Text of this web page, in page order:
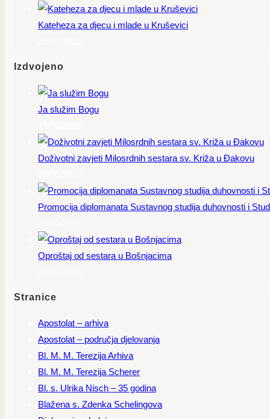
Kateheza za djecu i mlade u Kruševici
Izdvojeno
Ja služim Bogu
Doživotni zavjeti Milosrdnih sestara sv. Križa u Đakovu
Promocija diplomanata Sustavnog studija duhovnosti i
Oproštaj od sestara u Bošnjacima
Stranice
Apostolat – arhiva
Apostolat – područja djelovanja
Bl. M. M. Terezija Arhiva
Bl. M. M. Terezija Scherer
Bl. s. Ulrika Nisch – 35 godina
Blažena s. Zdenka Schelingova